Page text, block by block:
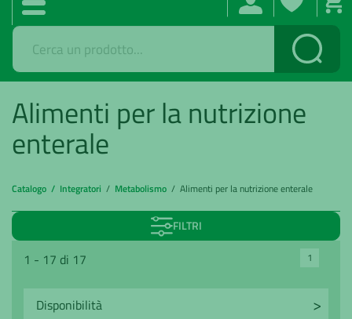
Cerca
Alimenti per la nutrizione
enterale
Catalogo / Integratori / Metabolismo / Alimenti per la nutrizione enterale
FILTRI
1 - 17 di 17 1